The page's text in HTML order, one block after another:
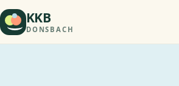
KKB
DONSBACH